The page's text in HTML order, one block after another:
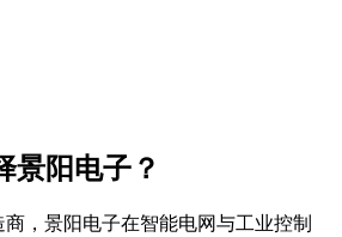
景阳电子？
，景阳电子在智能电网与工业控制